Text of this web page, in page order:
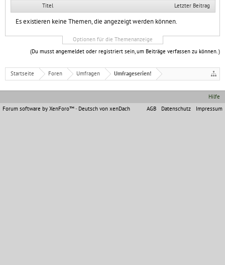
Titel Letzter Beitrag
Es existieren keine Themen, die angezeigt werden können.
Optionen für die Themenanzeige
(Du musst angemeldet oder registriert sein, um Beiträge verfassen zu können. )
Startseite Foren Umfragen Umfrageserien!
Hilfe
AGB
Datenschutz Impressum
Forum software by XenForo™- Deutsch von xenDach